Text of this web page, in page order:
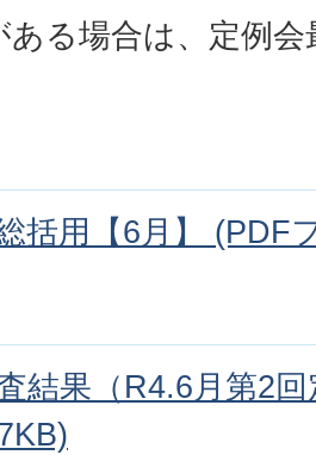
ある場合は、定例
括用【6月】 (PDF
結果（R4.6月第2